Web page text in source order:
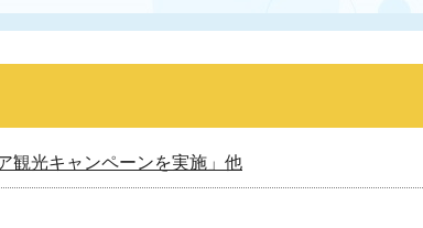
観光キャンペーンを実施」他